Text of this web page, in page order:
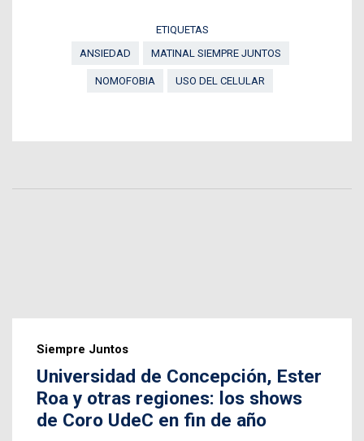
ETIQUETAS
ANSIEDAD
MATINAL SIEMPRE JUNTOS
NOMOFOBIA USO DEL CELULAR
Siempre Juntos
Universidad de Concepción, Ester
Roa y otras regiones: los shows
de Coro UdeC en fin de año